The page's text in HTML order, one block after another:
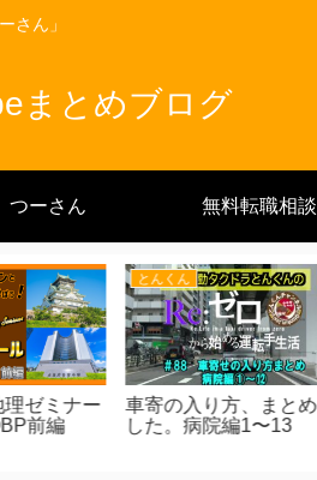
さん」
まとめブログ
つーさん 無料転職相談
めま
とんくん
2024年新年のご挨拶